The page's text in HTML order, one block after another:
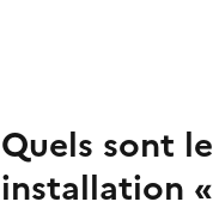
Quels sont
installation